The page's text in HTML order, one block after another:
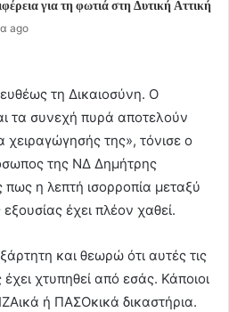
για τη φωτιά στη Δυτική Αττική
ago
τη Δικαιοσύνη. Ο
τα συνεχή πυρά αποτελούν
της», τόνισε ο
της ΝΔ Δημήτρης
η λεπτή ισορροπία μεταξύ
εξουσίας έχει πλέον χαθεί.
και θεωρώ ότι αυτές τις
χτυπηθεί από εσάς. Κάποιοι
ή ΠΑΣΟκικά δικαστήρια.